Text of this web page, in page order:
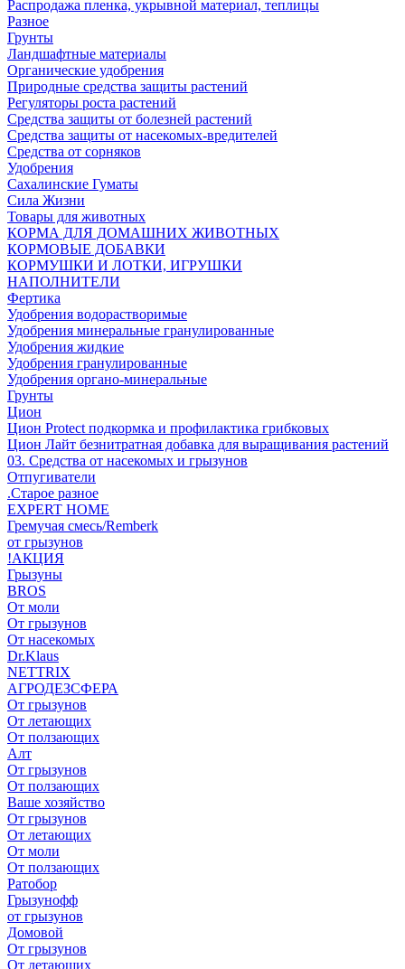
Распродажа пленка, укрывной материал, теплицы
Разное
Грунты
Ландшафтные материалы
Органические удобрения
Природные средства защиты растений
Регуляторы роста растений
Средства защиты от болезней растений
Средства защиты от насекомых-вредителей
Средства от сорняков
Удобрения
Сахалинские Гуматы
Сила Жизни
Товары для животных
КОРМА ДЛЯ ДОМАШНИХ ЖИВОТНЫХ
КОРМОВЫЕ ДОБАВКИ
КОРМУШКИ И ЛОТКИ, ИГРУШКИ
НАПОЛНИТЕЛИ
Фертика
Удобрения водорастворимые
Удобрения минеральные гранулированные
Удобрения жидкие
Удобрения гранулированные
Удобрения органо-минеральные
Грунты
Цион
Цион Protect подкормка и профилактика грибковых
Цион Лайт безнитратная добавка для выращивания растений
03. Средства от насекомых и грызунов
Отпугиватели
.Старое разное
EXPERT HOME
Гремучая смесь/Remberk
от грызунов
!АКЦИЯ
Грызуны
BROS
От моли
От грызунов
От насекомых
Dr.Klaus
NETTRIX
АГРОДЕЗСФЕРА
От грызунов
От летающих
От ползающих
Алт
От грызунов
От ползающих
Ваше хозяйство
От грызунов
От летающих
От моли
От ползающих
Ратобор
Грызунофф
от грызунов
Домовой
От грызунов
От летающих